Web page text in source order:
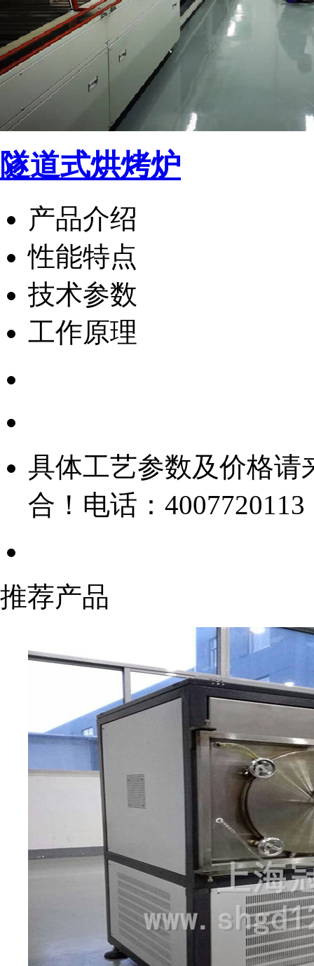
隧道式烘烤炉
产品介绍
性能特点
技术参数
工作原理
具体工艺参数及价格请
合！电话：4007720113
推荐产品